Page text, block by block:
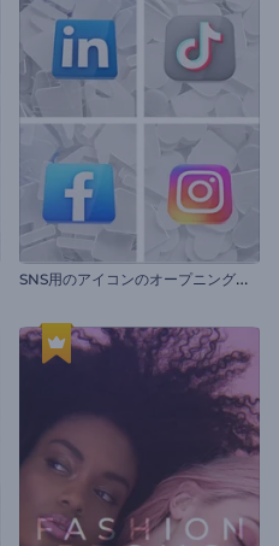
S
NS用のアイコンのオープニング動画